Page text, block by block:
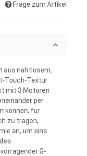
Frage zum Artikel
aus nahtlosem,
Touch-Textur
mit 3 Motoren
per
können, für
zu tragen,
an, um eins
G-